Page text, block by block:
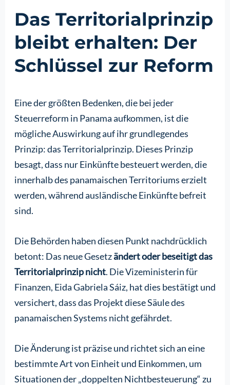
Das Territorialprinzip
bleibt erhalten: Der
Schlüssel zur Reform
Eine der größten Bedenken, die bei jeder
Steuerreform in Panama aufkommen, ist die
mögliche Auswirkung auf ihr grundlegendes
Prinzip: das Territorialprinzip. Dieses Prinzip
besagt, dass nur Einkünfte besteuert werden, die
innerhalb des panamaischen Territoriums erzielt
werden, während ausländische Einkünfte befreit
sind.
Die Behörden haben diesen Punkt nachdrücklich
betont: Das neue Gesetzändert oder beseitigt das
Territorialprinzip nicht. Die Vizeministerin für
Finanzen, Eida Gabriela Sáiz, hat dies bestätigt und
versichert, dass das Projekt diese Säule des
panamaischen Systems nicht gefährdet.
Die Änderung ist präzise und richtet sich an eine
bestimmte Art von Einheit und Einkommen, um
Situationen der „doppelten Nichtbesteuerung“ zu